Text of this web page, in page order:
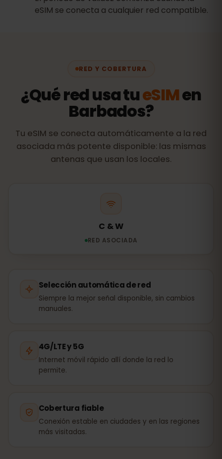
eSIM se conecta a cualquier red compatible.
RED Y COBERTURA
¿Qué red usa tueSIMen
Barbados?
Tu eSIM se conecta automáticamente a la red
asociada más potente disponible: las mismas
antenas que usan los locales.
C & W
RED ASOCIADA
Selección automática de red
Siempre la mejor señal disponible, sin cambios
manuales.
4G/LTE y 5G
Internet móvil rápido allí donde la red lo
permite.
Cobertura fiable
Conexión estable en ciudades y en las regiones
más visitadas.